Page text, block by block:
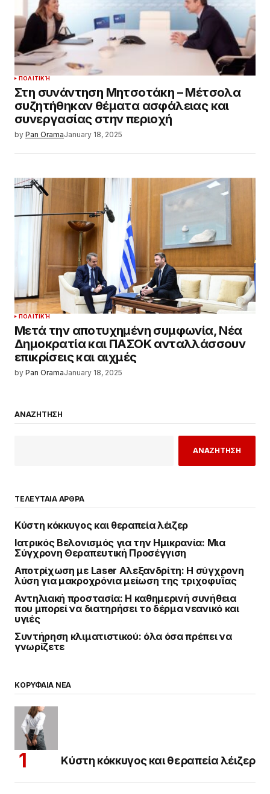
ΠΟΛΙΤΙΚΉ
Στη συνάντηση Μητσοτάκη – Μέτσολα
συζητήθηκαν θέματα ασφάλειας και
συνεργασίας στην περιοχή
by Pan OramaJanuary 18, 2025
ΠΟΛΙΤΙΚΉ
Μετά την αποτυχημένη συμφωνία, Νέα
Δημοκρατία και ΠΑΣΟΚ ανταλλάσσουν
επικρίσεις και αιχμές
by Pan OramaJanuary 18, 2025
ΑΝΑΖΗΤΗΣΗ
ΑΝΑΖΗΤΗΣΗ
ΤΕΛΕΥΤΑΙΑ ΑΡΘΡΑ
Κύστη κόκκυγος και θεραπεία λέιζερ
Ιατρικός Βελονισμός για την Ημικρανία: Μια
Σύγχρονη Θεραπευτική Προσέγγιση
Αποτρίχωση με Laser Αλεξανδρίτη: Η σύγχρονη
λύση για μακροχρόνια μείωση της τριχοφυΐας
Αντηλιακή προστασία: Η καθημερινή συνήθεια
που μπορεί να διατηρήσει το δέρμα νεανικό και
υγιές
Συντήρηση κλιματιστικού: όλα όσα πρέπει να
γνωρίζετε
ΚΟΡΥΦΑΙΑ ΝΕΑ
Κύστη κόκκυγος και θεραπεία λέιζερ